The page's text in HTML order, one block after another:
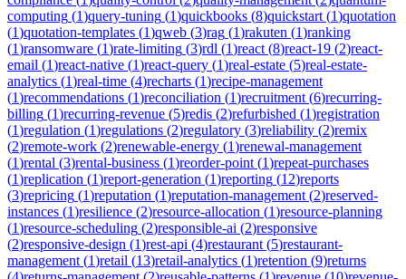
computing (1)query-tuning (1)quickbooks (8)quickstart (1)quotation
(1)quotation-templates (1)qweb (3)rag (1)rakuten (1)ranking
(1)ransomware (1)rate-limiting (3)rdl (1)react (8)react-19 (2)react-
email (1)react-native (1)react-query (1)real-estate (5)real-estate-
analytics (1)real-time (4)recharts (1)recipe-management
(1)recommendations (1)reconciliation (1)recruitment (6)recurring-
billing (1)recurring-revenue (5)redis (2)refurbished (1)registration
(1)regulation (1)regulations (2)regulatory (3)reliability (2)remix
(2)remote-work (2)renewable-energy (1)renewal-management
(1)rental (3)rental-business (1)reorder-point (1)repeat-purchases
(1)replication (1)report-generation (1)reporting (12)reports
(3)repricing (1)reputation (1)reputation-management (2)reserved-
instances (1)resilience (2)resource-allocation (1)resource-planning
(1)resource-scheduling (2)responsible-ai (2)responsive
(2)responsive-design (1)rest-api (4)restaurant (5)restaurant-
management (1)retail (13)retail-analytics (1)retention (9)returns